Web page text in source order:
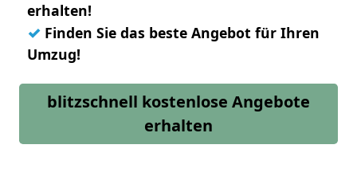
erhalten!
✓ Finden Sie das beste Angebot für Ihren
Umzug!
blitzschnell kostenlose Angebote
erhalten